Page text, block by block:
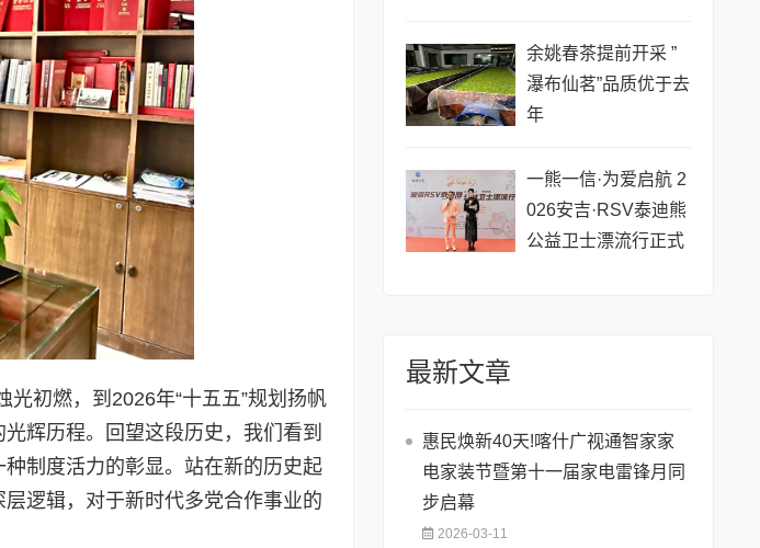
初燃，到2026年“十五五”规划扬帆
辉历程。回望这段历史，我们看到
制度活力的彰显。站在新的历史起
逻辑，对于新时代多党合作事业的
余姚春茶提前开采 ”
瀑布仙茗”品质优于去
年
一熊一信·为爱启航 2
026安吉·RSV泰迪熊
公益卫士漂流行正式
最新文章
惠民焕新40天!喀什广视通智家家
电家装节暨第十一届家电雷锋月同
步启幕
2026-03-11